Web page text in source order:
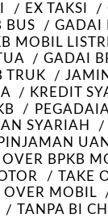
EX TAKSI
BUS
GADAI
MOBIL
GADAI
TRUK
KREDIT
SYARIAH
PINJAMAN
OVER BPKB
TAKE
OVER MOBIL
TANPA BI